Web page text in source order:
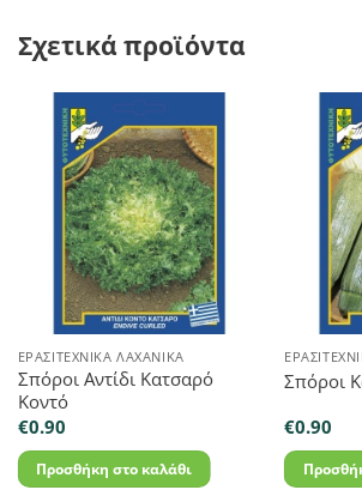
Σχετικά προϊόντα
ΕΡΑΣΙΤΕΧΝΙΚΆ ΛΑΧΑΝΙΚΆ
Σπόροι Αντίδι Κατσαρό
Κοντό
€0.90
Προσθήκη στο καλάθι
Σπόροι
€0.90